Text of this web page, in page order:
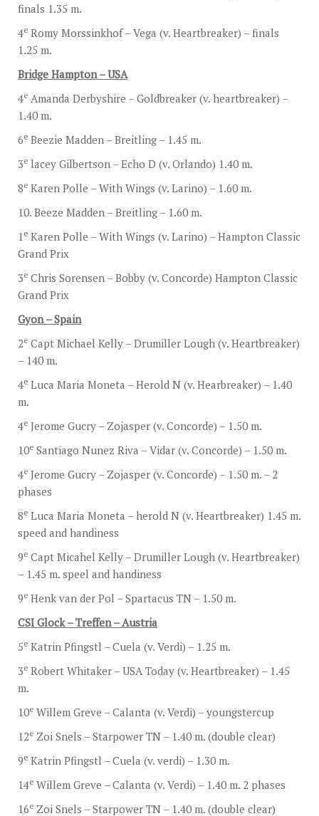
finals 1.35 m.
4e Romy Morssinkhof – Vega (v. Heartbreaker) – finals
1.25 m.
Bridge Hampton – USA
4e Amanda Derbyshire – Goldbreaker (v. heartbreaker) –
1.40 m.
6e Beezie Madden – Breitling – 1.45 m.
3e lacey Gilbertson – Echo D (v. Orlando) 1.40 m.
8e Karen Polle – With Wings (v. Larino) – 1.60 m.
10. Beeze Madden – Breitling – 1.60 m.
1 e Karen Polle – With Wings (v. Larino) – Hampton Classic
Grand Prix
3e Chris Sorensen – Bobby (v. Concorde) Hampton Classic
Grand Prix
Gyon – Spain
2e Capt Michael Kelly – Drumiller Lough (v. Heartbreaker)
– 140 m.
4e Luca Maria Moneta – Herold N (v. Hearbreaker) – 1.40
m.
4e Jerome Gucry – Zojasper (v. Concorde) – 1.50 m.
10e Santiago Nunez Riva – Vidar (v. Concorde) – 1.50 m.
4e Jerome Gucry – Zojasper (v. Concorde) – 1.50 m. – 2
phases
8e Luca Maria Moneta – herold N (v. Heartbreaker) 1.45 m.
speed and handiness
9e Capt Micahel Kelly – Drumiller Lough (v. Heartbreaker)
– 1.45 m. speel and handiness
9e Henk van der Pol – Spartacus TN – 1.50 m.
CSI Glock – Treffen – Austria
5e Katrin Pfingstl – Cuela (v. Verdi) – 1.25 m.
3e Robert Whitaker – USA Today (v. Heartbreaker) – 1.45
m.
10e Willem Greve – Calanta (v. Verdi) – youngstercup
12e Zoi Snels – Starpower TN – 1.40 m. (double clear)
9e Katrin Pfingstl – Cuela (v. verdi) – 1.30 m.
14e Willem Greve – Calanta (v. Verdi) – 1.40 m. 2 phases
16e Zoi Snels – Starpower TN – 1.40 m. (double clear)